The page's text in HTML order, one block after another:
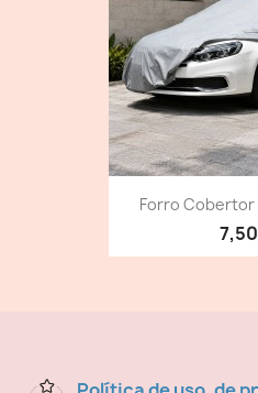
Forro Cobertor